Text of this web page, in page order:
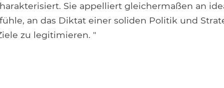
Sie appelliert gleichermaßen an
an das Diktat einer soliden Politik und
zu legitimieren. "